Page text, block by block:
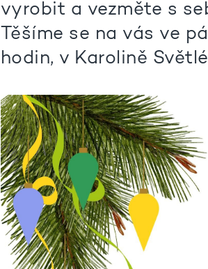
vyrobit a vezměte s
Těšíme se na vás ve
hodin, v Karolině